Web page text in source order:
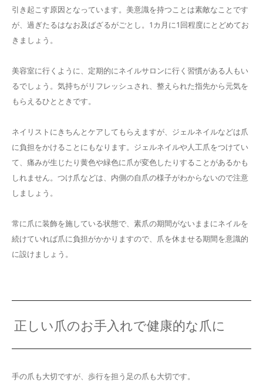
引き起こす原因となっています。美意識を持つことは素敵なことです
が、過ぎたるはなお及ばざるがごとし。1カ月に1回程度にとどめてお
きましょう。
美容室に行くように、定期的にネイルサロンに行く習慣がある人もい
るでしょう。気持ちがリフレッシュされ、整えられた指先から元気を
もらえるひとときです。
ネイリストにきちんとケアしてもらえますが、ジェルネイルなどは爪
に負担をかけることにもなります。ジェルネイルや人工爪をつけてい
て、痛みが生じたり黄色や緑色に爪が変色したりすることがあるかも
しれません。つけ爪などは、内側の自爪の様子がわからないので注意
しましょう。
常に爪に装飾を施している状態で、素爪の期間がないままにネイルを
続けていれば爪に負担がかかりますので、爪を休ませる期間を意識的
に設けましょう。
正しい爪のお手入れで健康的な爪に
手の爪も大切ですが、歩行を担う足の爪も大切です。